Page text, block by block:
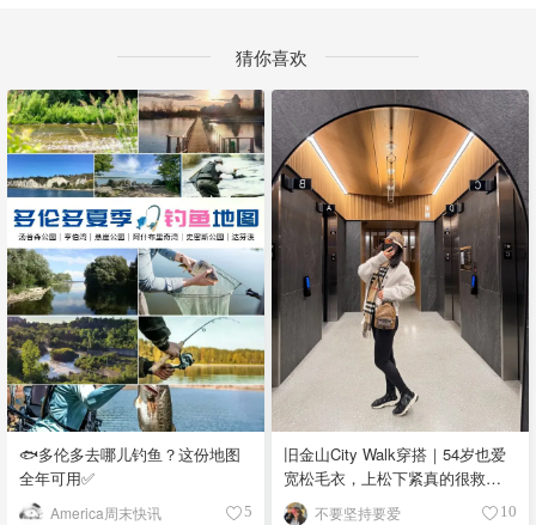
猜你喜欢
🐟多伦多去哪儿钓鱼？这份地图
全年可用✅
America周末快讯 5
旧金山City Walk穿搭｜54岁也爱
宽松毛衣，上松下紧真的很救比
例
不要坚持要爱 10